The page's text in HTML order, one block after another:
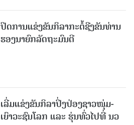
ປິດການແຂ່ງຂັນກິລາກະຕໍ້ຊີງຂັນທ່ານ
ຮອງນາຍົກລັດຖະມົນຕີ
ເລີ່ມແຂ່ງຂັນກິລາປິ່ງປ່ອງຊາວໜຸ່ມ-
ເຍົາວະຊົນໂລກ ແລະ ຮຸ່ນທົ່ວໄປທີ່ ນວ